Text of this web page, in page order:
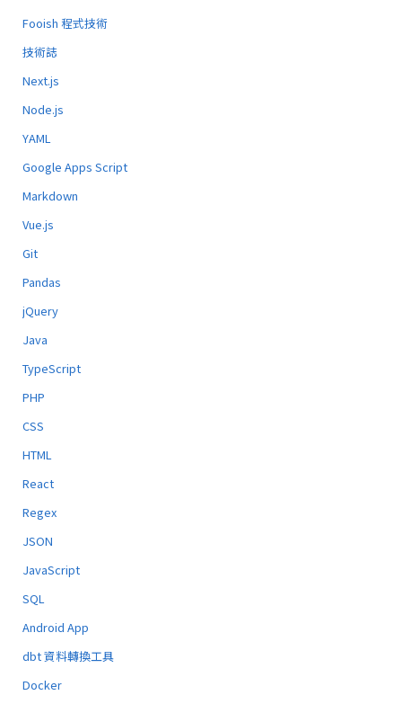
Fooish 程式技術
技術誌
Next.js
Node.js
YAML
Google Apps Script
Markdown
Vue.js
Git
Pandas
jQuery
Java
TypeScript
PHP
CSS
HTML
React
Regex
JSON
JavaScript
SQL
Android App
dbt 資料轉換工具
Docker